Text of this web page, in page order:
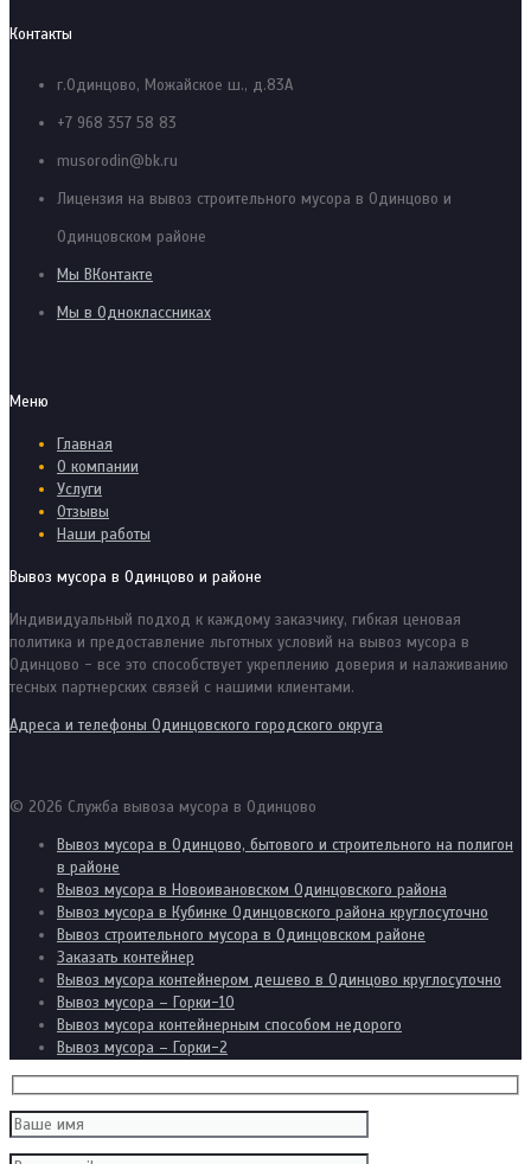
Контакты
г.Одинцово, Можайское ш., д.83А
+7 968 357 58 83
musorodin@bk.ru
Лицензия на вывоз строительного мусора в Одинцово и
Одинцовском районе
Мы ВКонтакте
Мы в Одноклассниках
Меню
Главная
О компании
Услуги
Отзывы
Наши работы
Вывоз мусора в Одинцово и районе
Индивидуальный подход к каждому заказчику, гибкая ценовая
политика и предоставление льготных условий на вывоз мусора в
Одинцово - все это способствует укреплению доверия и налаживанию
тесных партнерских связей с нашими клиентами.
Адреса и телефоны Одинцовского городского округа
© 2026 Служба вывоза мусора в Одинцово
Вывоз мусора в Одинцово, бытового и строительного на полигон
в районе
Вывоз мусора в Новоивановском Одинцовского района
Вывоз мусора в Кубинке Одинцовского района круглосуточно
Вывоз строительного мусора в Одинцовском районе
Заказать контейнер
Вывоз мусора контейнером дешево в Одинцово круглосуточно
Вывоз мусора – Горки-10
Вывоз мусора контейнерным способом недорого
Вывоз мусора – Горки-2